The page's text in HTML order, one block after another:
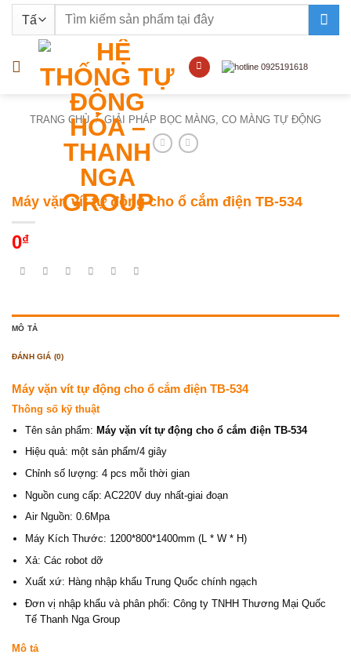
nội
Tìm
TRANG CHỦ / GIẢI PHÁP BỌC MÀNG, CO MÀNG TỰ ĐỘNG
Máy vặn vít tự động cho ổ cắm điện TB-534
0₫
MÔ TẢ
ĐÁNH GIÁ (0)
Máy vặn vít tự động cho ổ cắm điện TB-534
Thông số kỹ thuật
Tên sản phẩm: Máy vặn vít tự động cho ổ cắm điện TB-534
Hiệu quả: một sản phẩm/4 giây
Chỉnh số lượng: 4 pcs mỗi thời gian
Nguồn cung cấp: AC220V duy nhất-giai đoạn
Air Nguồn: 0.6Mpa
Máy Kích Thước: 1200*800*1400mm (L * W * H)
Xả: Các robot dỡ
Xuất xứ: Hàng nhập khẩu Trung Quốc chính ngạch
Đơn vị nhập khẩu và phân phối: Công ty TNHH Thương Mại Quốc
Tế Thanh Nga Group
Mô tả